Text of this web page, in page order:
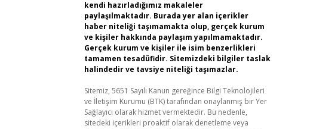
kendi hazırladığımız makaleler
paylaşılmaktadır. Burada yer alan içerikler
haber niteliği taşımamakta olup, gerçek kurum
ve kişiler hakkında paylaşım yapılmamaktadır.
Gerçek kurum ve kişiler ile isim benzerlikleri
tamamen tesadüfidir. Sitemizdeki bilgiler taslak
halindedir ve tavsiye niteliği taşımazlar.
Sitemiz, 5651 Sayılı Kanun gereğince Bilgi Teknolojileri
ve İletişim Kurumu (BTK) tarafından onaylanmış bir Yer
Sağlayıcı olarak hizmet vermektedir. Bu nedenle,
sitedeki içerikleri proaktif olarak denetleme veya